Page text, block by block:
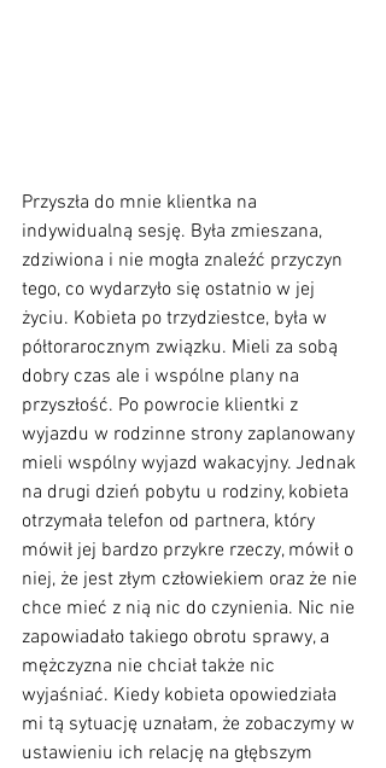
Przyszła do mnie klientka na
indywidualną sesję. Była zmieszana,
zdziwiona i nie mogła znaleźć przyczyn
tego, co wydarzyło się ostatnio w jej
życiu. Kobieta po trzydziestce, była w
półtorarocznym związku. Mieli za sobą
dobry czas ale i wspólne plany na
przyszłość. Po powrocie klientki z
wyjazdu w rodzinne strony zaplanowany
mieli wspólny wyjazd wakacyjny. Jednak
na drugi dzień pobytu u rodziny, kobieta
otrzymała telefon od partnera, który
mówił jej bardzo przykre rzeczy, mówił o
niej, że jest złym człowiekiem oraz że nie
chce mieć z nią nic do czynienia. Nic nie
zapowiadało takiego obrotu sprawy, a
mężczyzna nie chciał także nic
wyjaśniać. Kiedy kobieta opowiedziała
mi tą sytuację uznałam, że zobaczymy w
ustawieniu ich relację na głębszym